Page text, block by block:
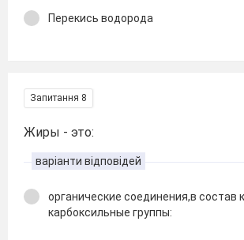
Перекись водорода
Запитання 8
Жиры - это:
варіанти відповідей
органические соединения,в состав
карбоксильные группы: